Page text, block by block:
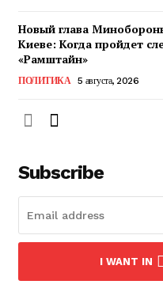
Новый глава
Киеве: Когда пройдет
«Рамштайн»
ПОЛИТИКА 5 августа, 2026
Subscribe
I WANT IN